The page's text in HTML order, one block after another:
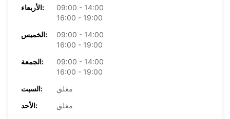
الأربعاء:
09:00 - 14:00
16:00 - 19:00
الخميس:
09:00 - 14:00
16:00 - 19:00
الجمعة:
09:00 - 14:00
16:00 - 19:00
السبت:
مغلق
الأحد:
مغلق